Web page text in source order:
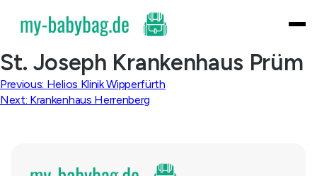
content
St. Joseph Krankenhaus Prüm
Beitragsnavigation
Previous: Helios Klinik Wipperfürth
Next: Krankenhaus Herrenberg